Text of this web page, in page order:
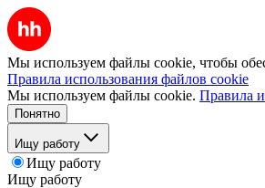
Мы используем файлы cookie, чтобы
Правила использования файлов cookie
Мы используем файлы cookie. Правила
Понятно
Ищу работу
Ищу работу
Ищу работу